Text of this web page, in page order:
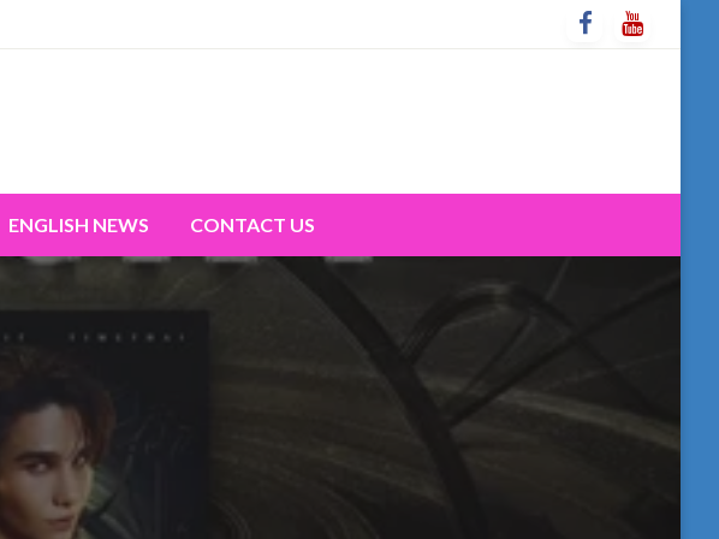
ENGLISH NEWS CONTACT US